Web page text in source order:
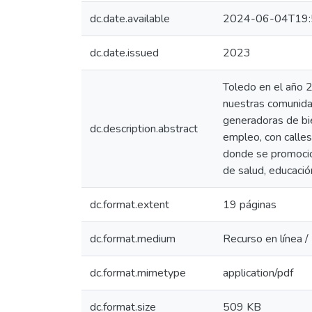
dc.date.available 2024-06-
dc.date.issued 2023
dc.description.abstract
Toledo en el año
nuestras
generadoras de
empleo, con
donde se
de salud,
dc.format.extent 19 páginas
dc.format.medium Recurso en línea
dc.format.mimetype application/pdf
dc.format.size 509 KB